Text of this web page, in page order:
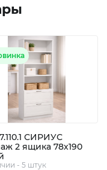
СИРИУС
2 ящика 78х190
- 5 штук